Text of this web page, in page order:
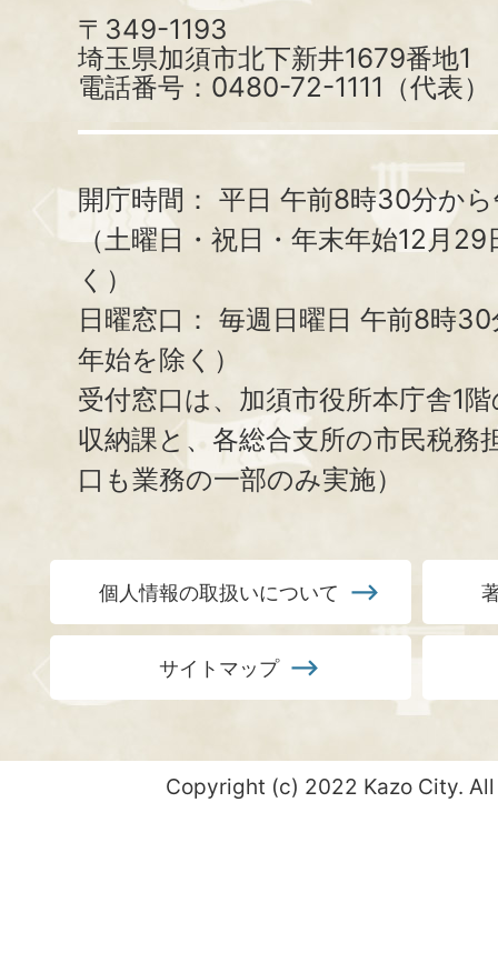
〒349-1193
埼玉県加須市北下新井1679番地1
電話番号：0480-72-1111（代表）
開庁時間： 平日 午前8時30分か
（土曜日・祝日・年末年始12月
く）
日曜窓口： 毎週日曜日 午前8時
年始を除く）
受付窓口は、加須市役所本庁舎1
収納課と、 各総合支所の市民税務
口も業務の一部のみ実施）
個人情報の取扱いについて
サイトマップ
Copyright (c) 2022 Kazo City.